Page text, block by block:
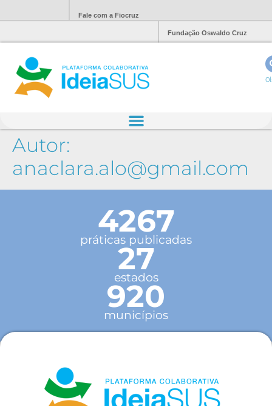
Fale com a Fiocruz
Fundação Oswaldo Cruz
Autor:
anaclara.alo@gmail.com
4267
práticas publicadas
27
estados
920
municípios